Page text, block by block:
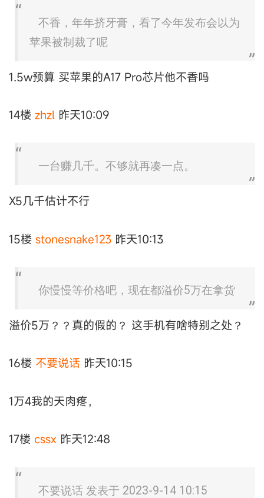
不香，年年挤牙膏，看了今年发布会以为
苹果被制裁了呢
1.5w预算 买苹果的A17 Pro芯片他不香吗
14楼 zhzl 昨天10:09
一台赚几千。不够就再凑一点。
X5几千估计不行
15楼 stonesnake123 昨天10:13
你慢慢等价格吧，现在都溢价5万在拿货
溢价5万？？真的假的？ 这手机有啥特别之处？
16楼 不要说话 昨天10:15
1万4我的天肉疼，
17楼 cssx 昨天12:48
不要说话 发表于 2023-9-14 10:15